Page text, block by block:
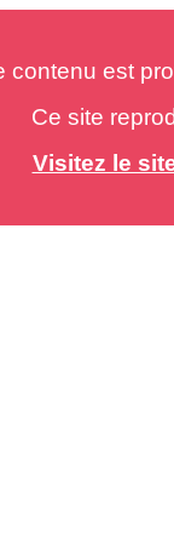
est
Ce site
Visitez le